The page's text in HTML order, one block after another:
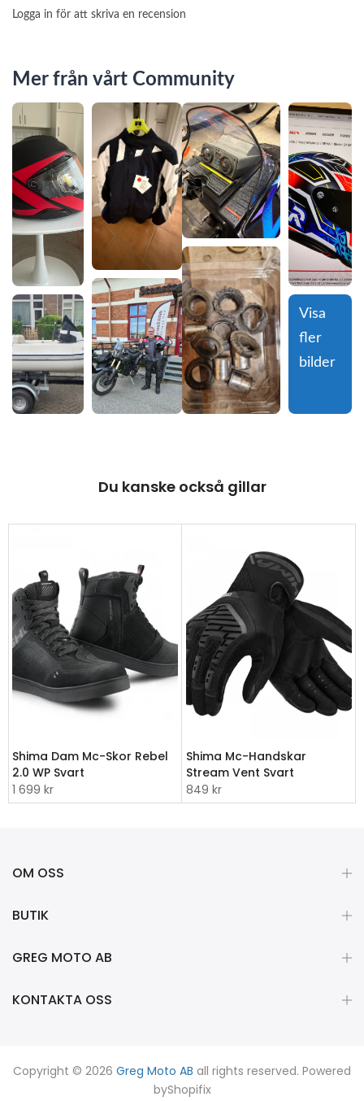
Logga in för att skriva en recension
Mer från vårt Community
Visa
fler
bilder
Du kanske också gillar
Shima Dam Mc-Skor Rebel
2.0 WP Svart
1 699 kr
Shima Mc-Handskar
Stream Vent Svart
849 kr
OM OSS
BUTIK
GREG MOTO AB
KONTAKTA OSS
Copyright © 2026 Greg Moto AB all rights reserved. Powered
byShopifix